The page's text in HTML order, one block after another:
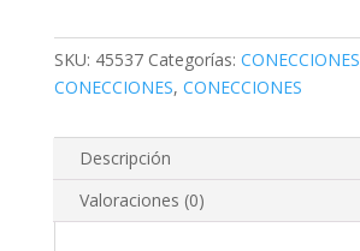
x
1"
cantidad
SKU: 45537 Categorías: CONECCIONES
CONECCIONES, CONECCIONES
Descripción
Valoraciones (0)